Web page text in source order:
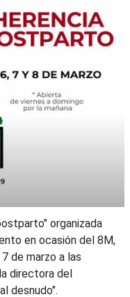
organizada
en ocasión del 8M,
de marzo a las
directora del
desnudo".